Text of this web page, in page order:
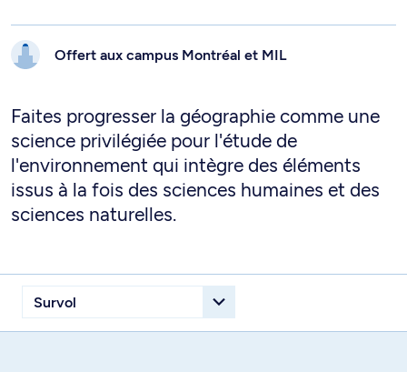
Offert aux campus Montréal et MIL
Faites progresser la géographie comme une
science privilégiée pour l'étude de
l'environnement qui intègre des éléments
issus à la fois des sciences humaines et des
sciences naturelles.